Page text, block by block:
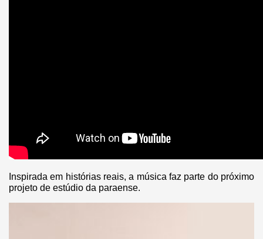
Inspirada em histórias reais, a música faz parte do próximo
projeto de estúdio da paraense.